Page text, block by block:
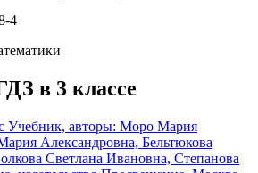
4
в 3 классе